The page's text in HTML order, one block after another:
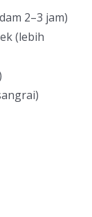
2–3 jam)
(lebih